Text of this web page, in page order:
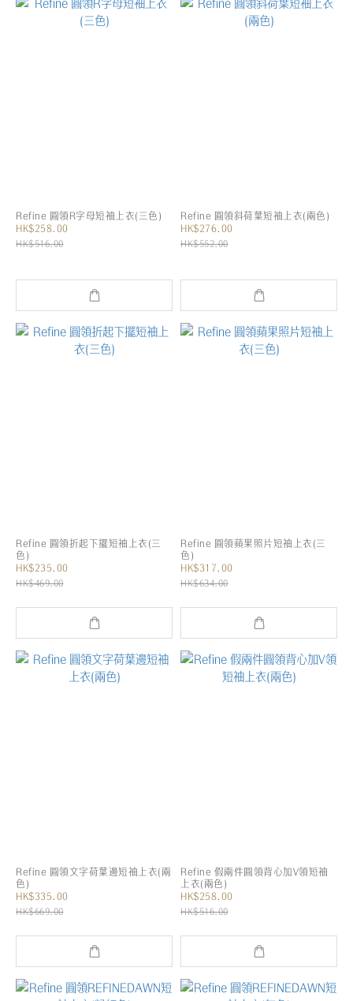
Refine 圓領R字母短袖上衣(三色)
HK$258.00
HK$516.00
Refine 圓領斜荷葉短袖上衣(兩色)
HK$276.00
HK$552.00
Refine 圓領折起下擺短袖上衣(三
色)
HK$235.00
HK$469.00
Refine 圓領蘋果照片短袖上衣(三
色)
HK$317.00
HK$634.00
Refine 圓領文字荷葉邊短袖上衣(兩
色)
HK$335.00
HK$669.00
Refine 假兩件圓領背心加V領短袖
上衣(兩色)
HK$258.00
HK$516.00